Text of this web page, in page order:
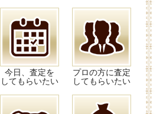
今日、査定を
してもらいたい
プロの方に査定
してもらいたい